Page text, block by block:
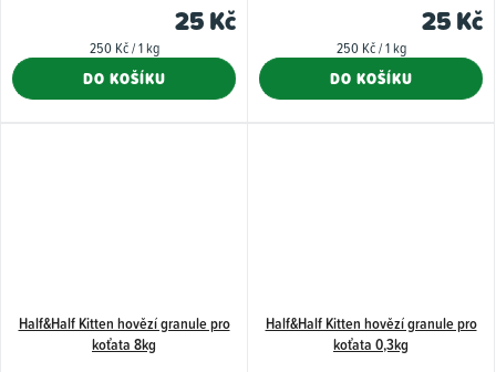
25 Kč
Měrná
250 Kč / 1 kg
DO KOŠÍKU
je
5,0
z
25 Kč
Měrná
250 Kč / 1 kg
DO KOŠÍKU
Half&Half Kitten hovězí granule pro
koťata 8kg
Half&Half Kitten hovězí granule pro
koťata 0,3kg